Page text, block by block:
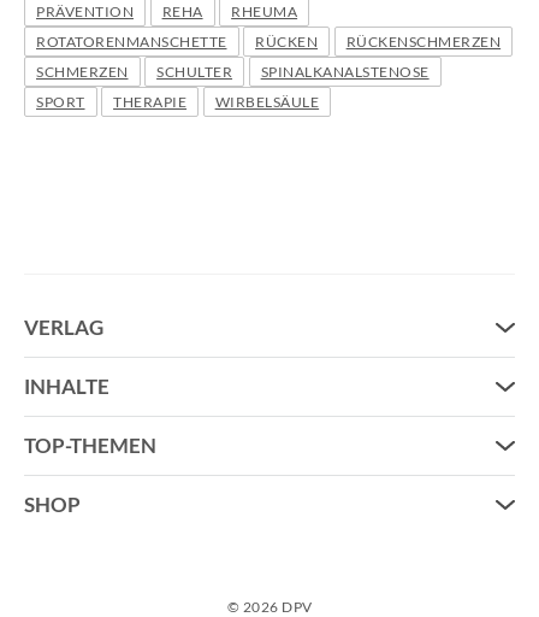
PRÄVENTION
REHA
RHEUMA
ROTATORENMANSCHETTE
RÜCKEN
RÜCKENSCHMERZEN
SCHMERZEN
SCHULTER
SPINALKANALSTENOSE
SPORT
THERAPIE WIRBELSÄULE
VERLAG
Orthopress bestellen
INHALTE
Sitemap
TOP-THEMEN
SHOP
© 2026 DPV